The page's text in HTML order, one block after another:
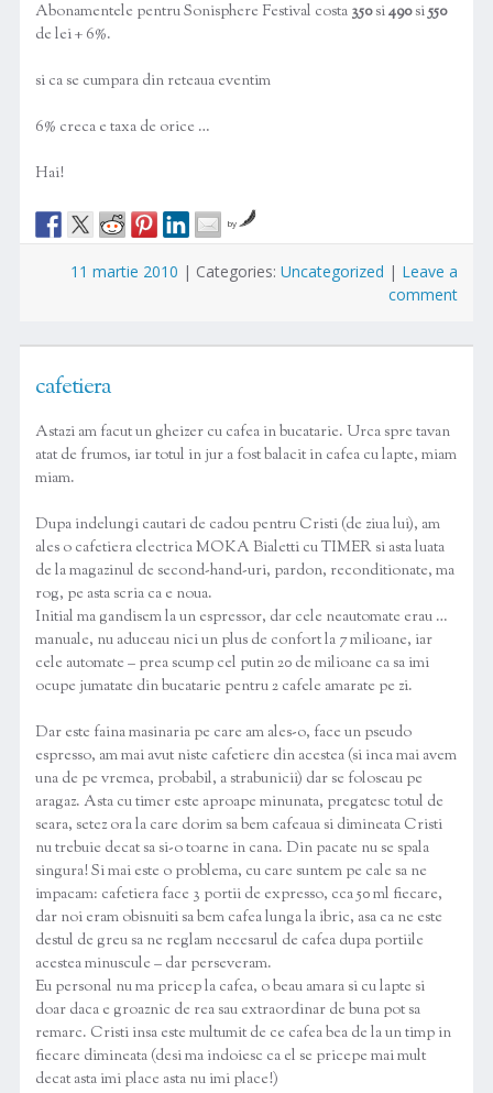
Abonamentele pentru Sonisphere Festival costa 350si490si550
de lei + 6%.
si ca se cumpara din reteaua eventim
6% creca e taxa de orice …
Hai!
by
11 martie 2010 | Categories:Uncategorized | Leave a
comment
cafetiera
Astazi am facut un gheizer cu cafea in bucatarie. Urca spre tavan
atat de frumos, iar totul in jur a fost balacit in cafea cu lapte, miam
miam.
Dupa indelungi cautari de cadou pentru Cristi (de ziua lui), am
ales o cafetiera electrica MOKA Bialetti cu TIMER si asta luata
de la magazinul de second-hand-uri, pardon, reconditionate, ma
rog, pe asta scria ca e noua.
Initial ma gandisem la un espressor, dar cele neautomate erau …
manuale, nu aduceau nici un plus de confort la 7 milioane, iar
cele automate – prea scump cel putin 20 de milioane ca sa imi
ocupe jumatate din bucatarie pentru 2 cafele amarate pe zi.
Dar este faina masinaria pe care am ales-o, face un pseudo
espresso, am mai avut niste cafetiere din acestea (si inca mai avem
una de pe vremea, probabil, a strabunicii) dar se foloseau pe
aragaz. Asta cu timer este aproape minunata, pregatesc totul de
seara, setez ora la care dorim sa bem cafeaua si dimineata Cristi
nu trebuie decat sa si-o toarne in cana. Din pacate nu se spala
singura! Si mai este o problema, cu care suntem pe cale sa ne
impacam: cafetiera face 3 portii de expresso, cca 50 ml fiecare,
dar noi eram obisnuiti sa bem cafea lunga la ibric, asa ca ne este
destul de greu sa ne reglam necesarul de cafea dupa portiile
acestea minuscule – dar perseveram.
Eu personal nu ma pricep la cafea, o beau amara si cu lapte si
doar daca e groaznic de rea sau extraordinar de buna pot sa
remarc. Cristi insa este multumit de ce cafea bea de la un timp in
fiecare dimineata (desi ma indoiesc ca el se pricepe mai mult
decat asta imi place asta nu imi place!)